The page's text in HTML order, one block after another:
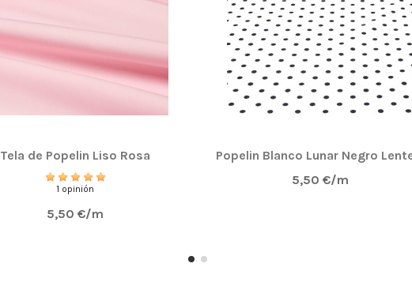
Tela de Popelin Liso Rosa
1 opinión
5,50 €/m
Popelin Blanco Lunar Negro
5,50 €/m